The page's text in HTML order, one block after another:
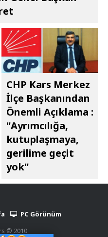
CHP Kars Merkez
İlçe Başkanından
Önemli Açıklama :
"Ayrımcılığa,
kutuplaşmaya,
gerilime geçit
yok"
PC Görünüm
© 2010